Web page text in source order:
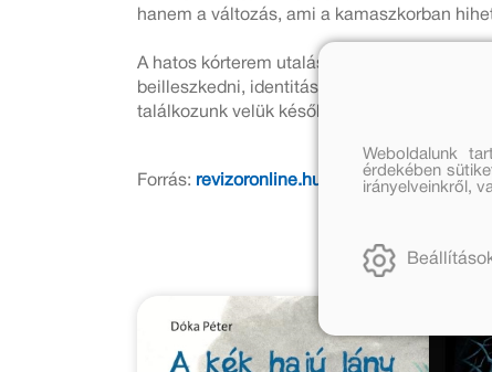
hanem a változás, ami a kamaszkorban
A hatos kórterem utalás Csehovra. Itt nem
beilleszkedni, identitászavara van, és végül
találkozunk velük később.
Forrás: revizoronline.hu
Weboldalunk
érdekében
irányelveinkről,